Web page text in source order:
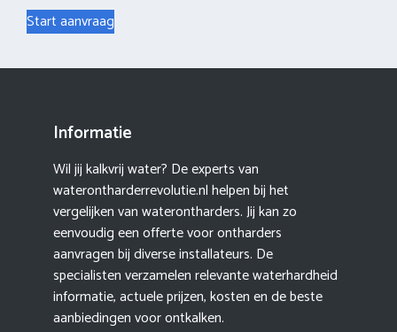
Start aanvraag
Informatie
Wil jij kalkvrij water? De experts van
waterontharderrevolutie.nl helpen bij het
vergelijken van waterontharders. Jij kan zo
eenvoudig een offerte voor ontharders
aanvragen bij diverse installateurs. De
specialisten verzamelen relevante waterhardheid
informatie, actuele prijzen, kosten en de beste
aanbiedingen voor ontkalken.